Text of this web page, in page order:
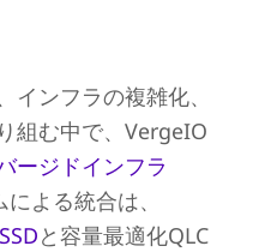
ンフラの複雑化、
組む中で、VergeIO
ージドインフラ
よる統合は、
と容量最適化QLC